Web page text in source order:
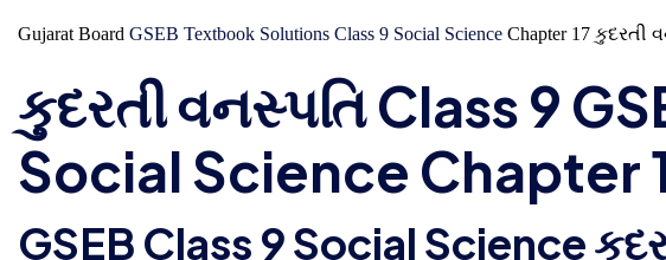
Gujarat Board GSEB Textbook Solutions Class 9 Social Science Chapter 17 કુદરતી
કુદરતી વનસ્પતિ Class 9
Social Science Chapter
GSEB Class 9 Social Science